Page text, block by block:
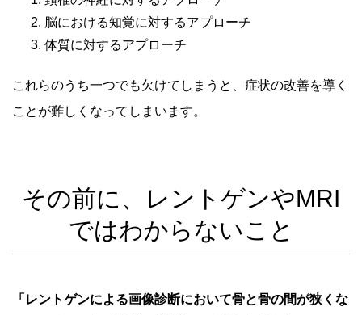
脳における知覚に対するアプローチ
体質に対するアプローチ
これらのうち一つでも欠けてしまうと、症状の改善を導く
ことが難しくなってしまいます。
その前に、レントゲンやMRI
ではわからないこと
「レントゲンによる画像診断において骨と骨の間が狭くな